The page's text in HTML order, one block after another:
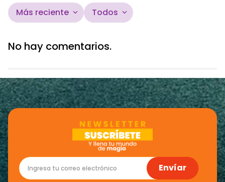
Título
Califica el producto de 1 a 5 estrellas
★★★★★
Dirección de email
Más reciente Todos
No hay comentarios.
Envíar